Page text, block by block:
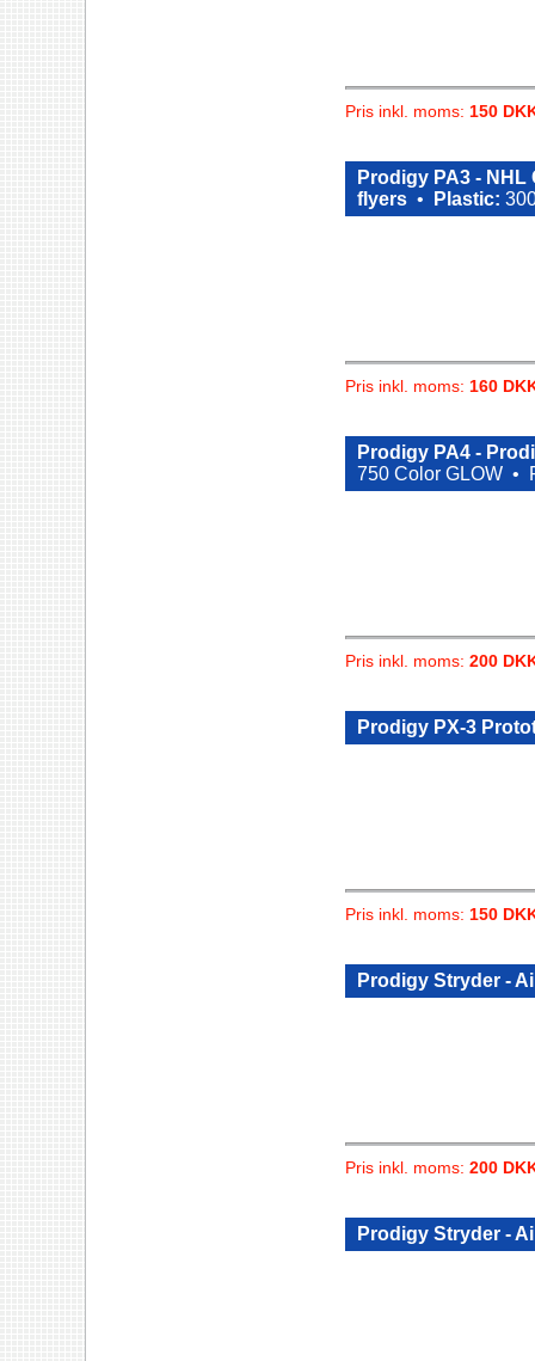
Pris inkl. moms: 150
Prodigy PA3 -
flyers • Plastic:
Pris inkl. moms: 160
Prodigy PA4 -
750 Color GLOW •
Pris inkl. moms: 200
Prodigy PX-3
Pris inkl. moms: 150
Prodigy Stryder -
Pris inkl. moms: 200
Prodigy Stryder -